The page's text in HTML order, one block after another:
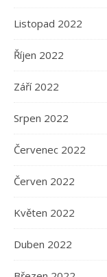
Listopad 2022
Říjen 2022
Září 2022
Srpen 2022
Červenec 2022
Červen 2022
Květen 2022
Duben 2022